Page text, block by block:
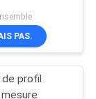
PAS.
profil